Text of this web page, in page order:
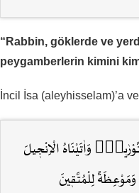
“Rabbin, göklerde ve
peygamberlerin kimini
İncil İsa (aleyhisselam)’a
وَاٰتَيْنَاهُ الْاِنْجٖيلَ
لِلْمُتَّقٖينَ